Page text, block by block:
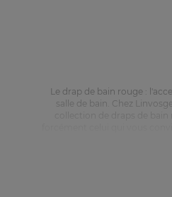
Le drap de bain rouge :
salle de bain. Chez
importance à la qualité de